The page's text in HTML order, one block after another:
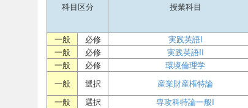
科目区分 授業科目
一般
必修 実践英語I
一般
必修 実践英語II
一般
必修 環境倫理学
一般
選択 産業財産権特論
一般
選択 専攻科特論一般I